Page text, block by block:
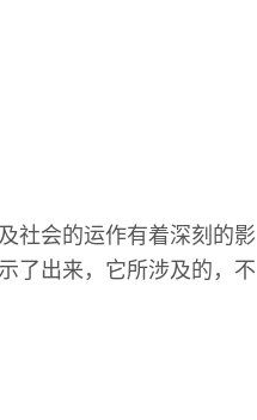
社会的运作有着深刻的影
了出来，它所涉及的，不